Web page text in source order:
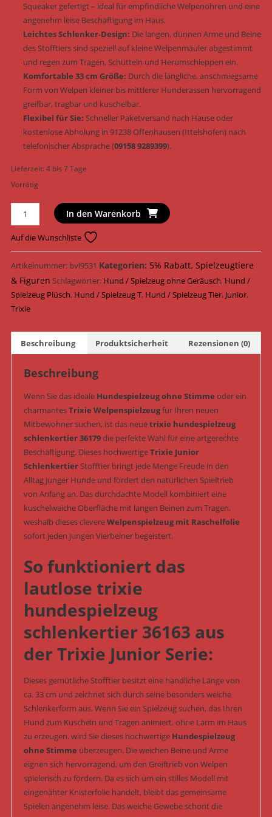
Squeaker gefertigt – ideal für empfindliche Welpenohren und eine
angenehm leise Beschäftigung im Haus.
Leichtes Schlenker-Design: Die langen, dünnen Arme und Beine
des Stofftiers sind speziell auf kleine Welpenmäuler abgestimmt
und regen zum Tragen, Schütteln und Herumschleppen ein.
Komfortable 33 cm Größe: Durch die längliche, anschmiegsame
Form von Welpen kleiner bis mittlerer Hunderassen hervorragend
greifbar, tragbar und kuschelbar.
Flexibel für Sie: Schneller Paketversand nach Hause oder
kostenlose Abholung in 91238 Offenhausen (Ittelshofen) nach
telefonischer Absprache (09158 9289399).
Lieferzeit:4 bis 7 Tage
Vorrätig
Trixie
Junior
Hundespielzeug
Welpen
Schlenkertier
Plüsch
&
geräuschlos
cm
(Art.-
36179)
In den Warenkorb
Auf die Wunschliste
Artikelnummer: bvl9531 Kategorien: 5% Rabatt, Spielzeugtiere
& Figuren Schlagwörter: Hund / Spielzeug ohne Geräusch, Hund /
Spielzeug Plüsch, Hund / Spielzeug T, Hund / Spielzeug Tier, Junior,
Trixie
Beschreibung Produktsicherheit Rezensionen (0)
Beschreibung
Wenn Sie das ideale Hundespielzeug ohne Stimme oder ein
charmantesTrixie Welpenspielzeugfür Ihren neuen
Mitbewohner suchen, ist das neuetrixie hundespielzeug
schlenkertier 36179die perfekte Wahl für eine artgerechte
Beschäftigung. Dieses hochwertigeTrixie Junior
SchlenkertierStofftier bringt jede Menge Freude in den
Alltag junger Hunde und fördert den natürlichen Spieltrieb
von Anfang an. Das durchdachte Modell kombiniert eine
kuschelweiche Oberfläche mit langen Beinen zum Tragen,
weshalb dieses clevereWelpenspielzeug mit Raschelfolie
sofort jeden jungen Vierbeiner begeistert.
So funktioniert das
lautlose trixie
hundespielzeug
schlenkertier 36163 aus
der Trixie Junior Serie:
Dieses gemütliche Stofftier besitzt eine handliche Länge von
ca. 33 cm und zeichnet sich durch seine besonders weiche
Schlenkerform aus. Wenn Sie ein Spielzeug suchen, das Ihren
Hund zum Kuscheln und Tragen animiert, ohne Lärm im Haus
zu erzeugen, wird Sie dieses hochwertige Hundespielzeug
ohne Stimme überzeugen. Die weichen Beine und Arme
eignen sich hervorragend, um den Greiftrieb von Welpen
spielerisch zu fördern. Da es sich um ein stilles Modell mit
eingenähter Knisterfolie handelt, bleibt das gemeinsame
Spielen angenehm leise. Das weiche Gewebe schont die